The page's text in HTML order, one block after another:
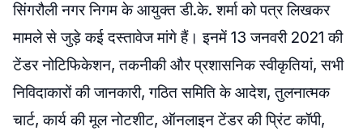
सिंगरौली नगर निगम के आयुक्त डी.के. शर्मा को पत्र लिखकर
मामले से जुड़े कई दस्तावेज मांगे हैं। इनमें 13 जनवरी 2021 की
टेंडर नोटिफिकेशन, तकनीकी और प्रशासनिक स्वीकृतियां, सभी
निविदाकारों की जानकारी, गठित समिति के आदेश, तुलनात्मक
चार्ट, कार्य की मूल नोटशीट, ऑनलाइन टेंडर की प्रिंट कॉपी,